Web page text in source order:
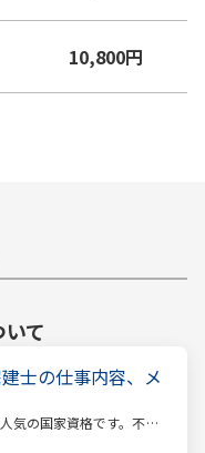
10,800円
て
士の仕事内容、メ
気の国家資格です。不動
まで、さまざまな方が